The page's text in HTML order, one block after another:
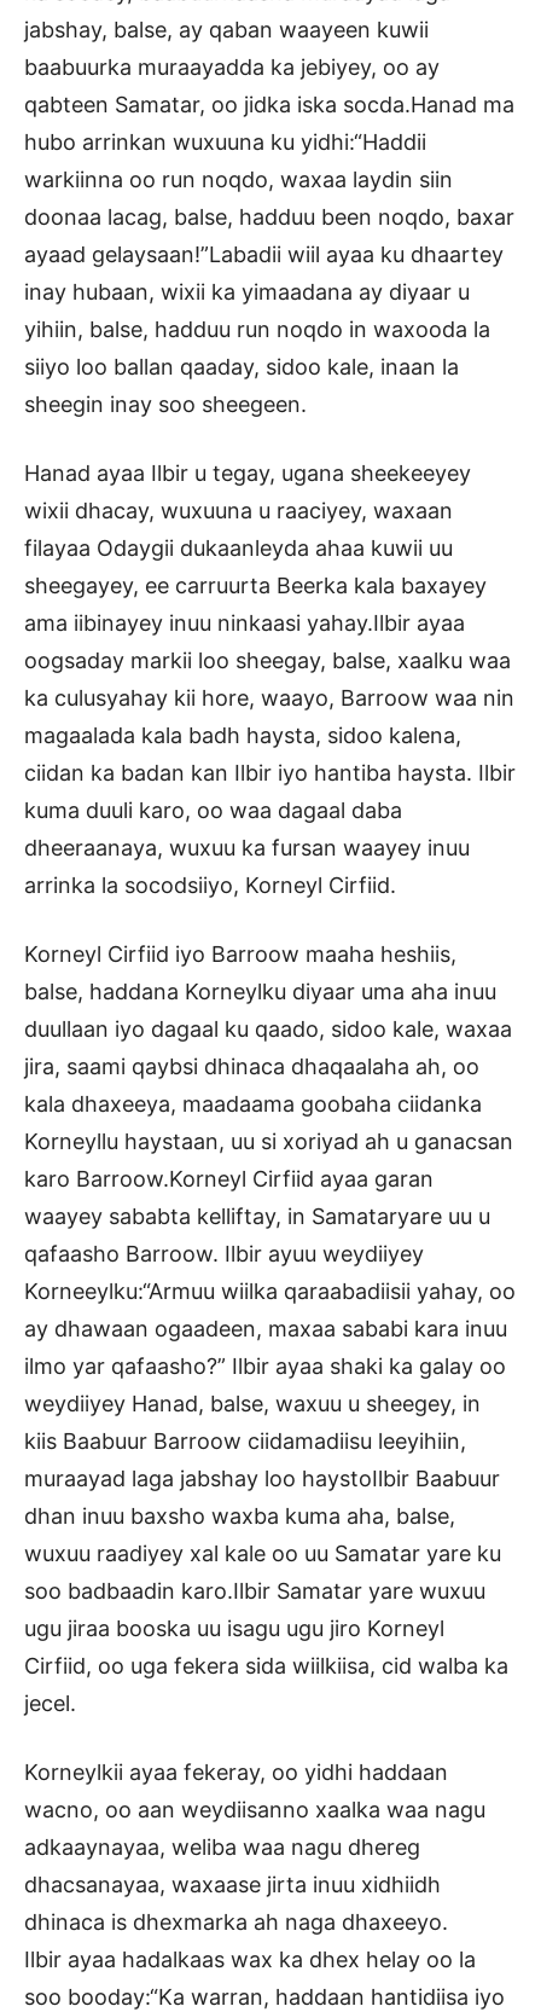
jabshay, balse, ay qaban waayeen kuwii
baabuurka muraayadda ka jebiyey, oo ay
qabteen Samatar, oo jidka iska socda.Hanad ma
hubo arrinkan wuxuuna ku yidhi:“Haddii
warkiinna oo run noqdo, waxaa laydin siin
doonaa lacag, balse, hadduu been noqdo, baxar
ayaad gelaysaan!”Labadii wiil ayaa ku dhaartey
inay hubaan, wixii ka yimaadana ay diyaar u
yihiin, balse, hadduu run noqdo in waxooda la
siiyo loo ballan qaaday, sidoo kale, inaan la
sheegin inay soo sheegeen.
Hanad ayaa Ilbir u tegay, ugana sheekeeyey
wixii dhacay, wuxuuna u raaciyey, waxaan
filayaa Odaygii dukaanleyda ahaa kuwii uu
sheegayey, ee carruurta Beerka kala baxayey
ama iibinayey inuu ninkaasi yahay.Ilbir ayaa
oogsaday markii loo sheegay, balse, xaalku waa
ka culusyahay kii hore, waayo, Barroow waa nin
magaalada kala badh haysta, sidoo kalena,
ciidan ka badan kan Ilbir iyo hantiba haysta. Ilbir
kuma duuli karo, oo waa dagaal daba
dheeraanaya, wuxuu ka fursan waayey inuu
arrinka la socodsiiyo, Korneyl Cirfiid.
Korneyl Cirfiid iyo Barroow maaha heshiis,
balse, haddana Korneylku diyaar uma aha inuu
duullaan iyo dagaal ku qaado, sidoo kale, waxaa
jira, saami qaybsi dhinaca dhaqaalaha ah, oo
kala dhaxeeya, maadaama goobaha ciidanka
Korneyllu haystaan, uu si xoriyad ah u ganacsan
karo Barroow.Korneyl Cirfiid ayaa garan
waayey sababta kelliftay, in Samataryare uu u
qafaasho Barroow. Ilbir ayuu weydiiyey
Korneeylku:“Armuu wiilka qaraabadiisii yahay, oo
ay dhawaan ogaadeen, maxaa sababi kara inuu
ilmo yar qafaasho?” Ilbir ayaa shaki ka galay oo
weydiiyey Hanad, balse, waxuu u sheegey, in
kiis Baabuur Barroow ciidamadiisu leeyihiin,
muraayad laga jabshay loo haystoIlbir Baabuur
dhan inuu baxsho waxba kuma aha, balse,
wuxuu raadiyey xal kale oo uu Samatar yare ku
soo badbaadin karo.Ilbir Samatar yare wuxuu
ugu jiraa booska uu isagu ugu jiro Korneyl
Cirfiid, oo uga fekera sida wiilkiisa, cid walba ka
jecel.
Korneylkii ayaa fekeray, oo yidhi haddaan
wacno, oo aan weydiisanno xaalka waa nagu
adkaaynayaa, weliba waa nagu dhereg
dhacsanayaa, waxaase jirta inuu xidhiidh
dhinaca is dhexmarka ah naga dhaxeeyo.
Ilbir ayaa hadalkaas wax ka dhex helay oo la
soo booday:“Ka warran, haddaan hantidiisa iyo